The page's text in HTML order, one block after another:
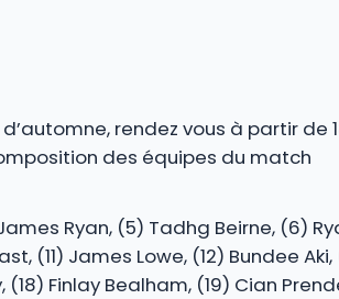
rendez vous à partir de
des équipes du match
Ryan, (5) Tadhg Beirne, (6)
James Lowe, (12) Bundee Aki,
(18) Finlay Bealham, (19) Cian